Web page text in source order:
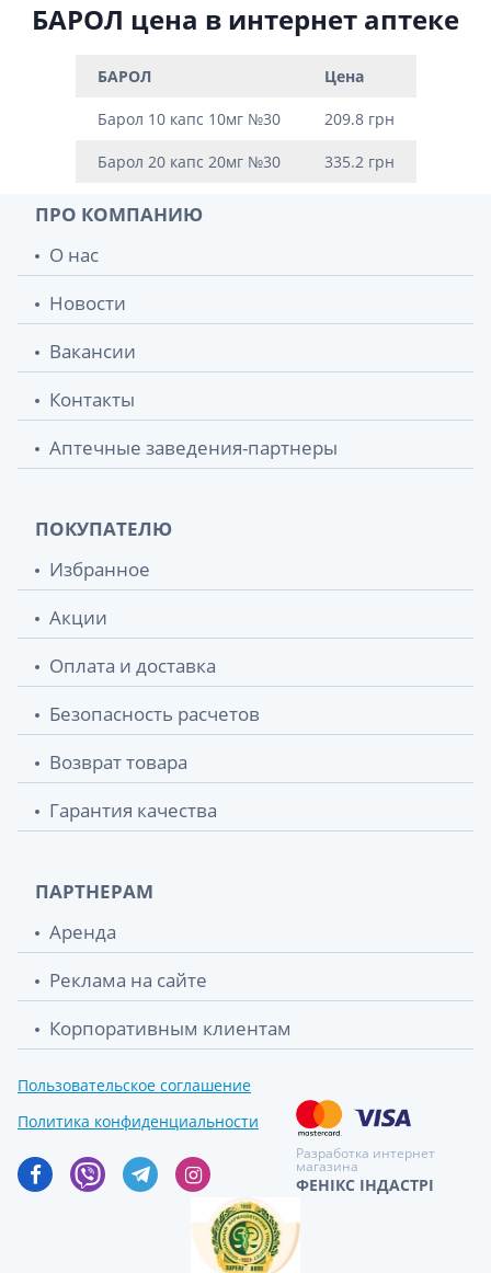
БАРОЛ цена в интернет аптеке
БАРОЛ Цена
Барол 10 капс 10мг №30 209.8 грн
Барол 20 капс 20мг №30 335.2 грн
ПРО КОМПАНИЮ
О нас
Новости
Вакансии
Контакты
Аптечные заведения-партнеры
ПОКУПАТЕЛЮ
Избранное
Акции
Оплата и доставка
Безопасность расчетов
Возврат товара
Гарантия качества
ПАРТНЕРАМ
Аренда
Реклама на сайте
Корпоративным клиентам
Пользовательское соглашение
Политика конфиденциальности
Разработка интернет
магазина
ФЕНІКС ІНДАСТРІ